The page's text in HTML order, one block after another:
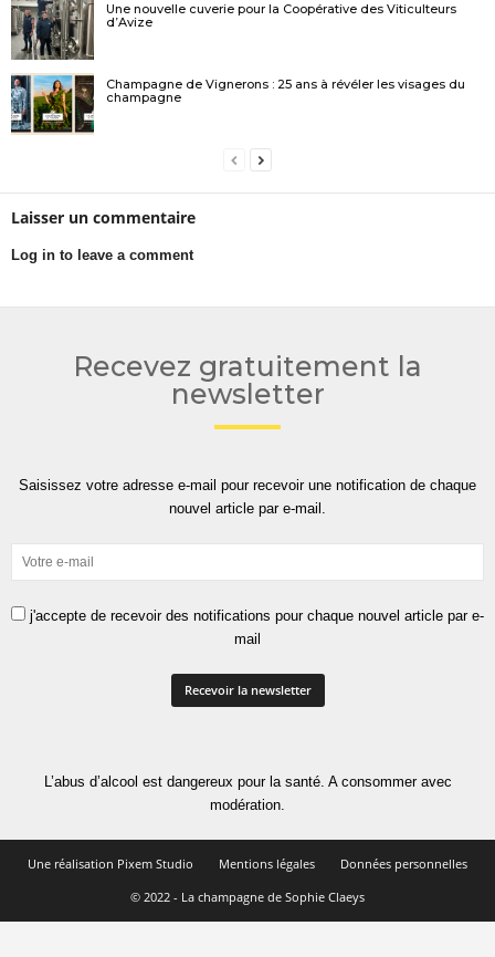
Une nouvelle cuverie pour la Coopérative des Viticulteurs
d’Avize
Champagne de Vignerons : 25 ans à révéler les visages du
champagne
Laisser un commentaire
Log in to leave a comment
Recevez gratuitement la
newsletter
Saisissez votre adresse e-mail pour recevoir une notification de chaque
nouvel article par e-mail.
j'accepte de recevoir des notifications pour chaque nouvel article par e-
mail
L’abus d’alcool est dangereux pour la santé. A consommer avec
modération.
Une réalisation Pixem Studio Mentions légales
Données personnelles
© 2022 - La champagne de Sophie Claeys